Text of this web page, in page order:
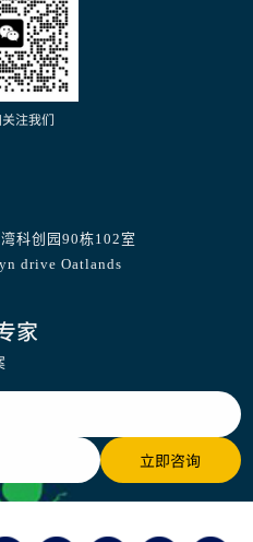
注我们
科创园90栋102室
drive Oatlands
家